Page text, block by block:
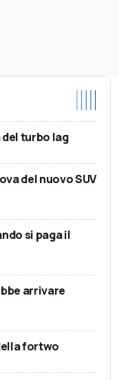
turbo lag
del nuovo SUV
si paga il
arrivare
fortwo